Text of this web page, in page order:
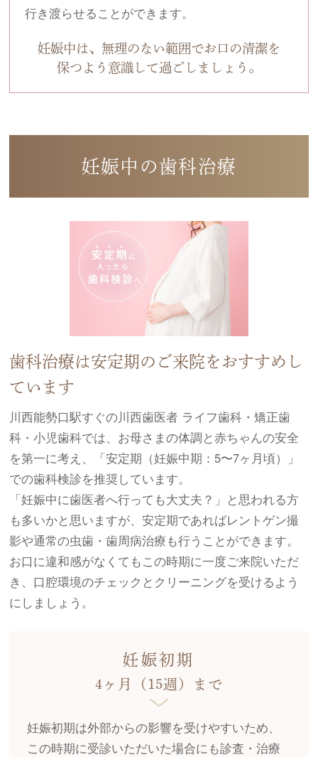
行き渡らせることができます。
妊娠中は、無理のない範囲でお口の清潔を
保つよう意識して過ごしましょう。
妊娠中の歯科治療
歯科治療は安定期のご来院をおすすめし
ています
川西能勢口駅すぐの川西歯医者 ライフ歯科・矯正歯
科・小児歯科では、お母さまの体調と赤ちゃんの安全
を第一に考え、「安定期（妊娠中期：5〜7ヶ月頃）」
での歯科検診を推奨しています。
「妊娠中に歯医者へ行っても大丈夫？」と思われる方
も多いかと思いますが、安定期であればレントゲン撮
影や通常の虫歯・歯周病治療も行うことができます。
お口に違和感がなくてもこの時期に一度ご来院いただ
き、口腔環境のチェックとクリーニングを受けるよう
にしましょう。
妊娠初期
4ヶ月（15週）まで
妊娠初期は外部からの影響を受けやすいため、
この時期に受診いただいた場合にも診査・治療